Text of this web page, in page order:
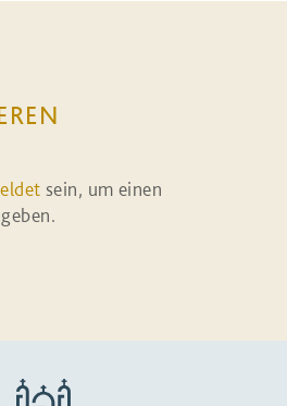
sein, um einen